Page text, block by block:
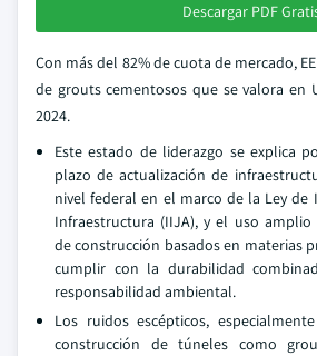
Descargar PDF
Con más del 82% de cuota de mercado,
de grouts cementosos que se valora en
2024.
Este estado de liderazgo se explica
plazo de actualización de
nivel federal en el marco de la Ley de
Infraestructura (IIJA), y el uso amplio
de construcción basados en materias
cumplir con la durabilidad
responsabilidad ambiental.
Los ruidos escépticos,
construcción de túneles como